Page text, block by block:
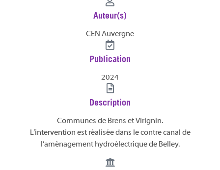
Auteur(s)
CEN Auvergne
Publication
2024
Description
Communes de Brens et Virignin.
L’intervention est réalisée dans le contre canal de
l’aménagement hydroélectrique de Belley.